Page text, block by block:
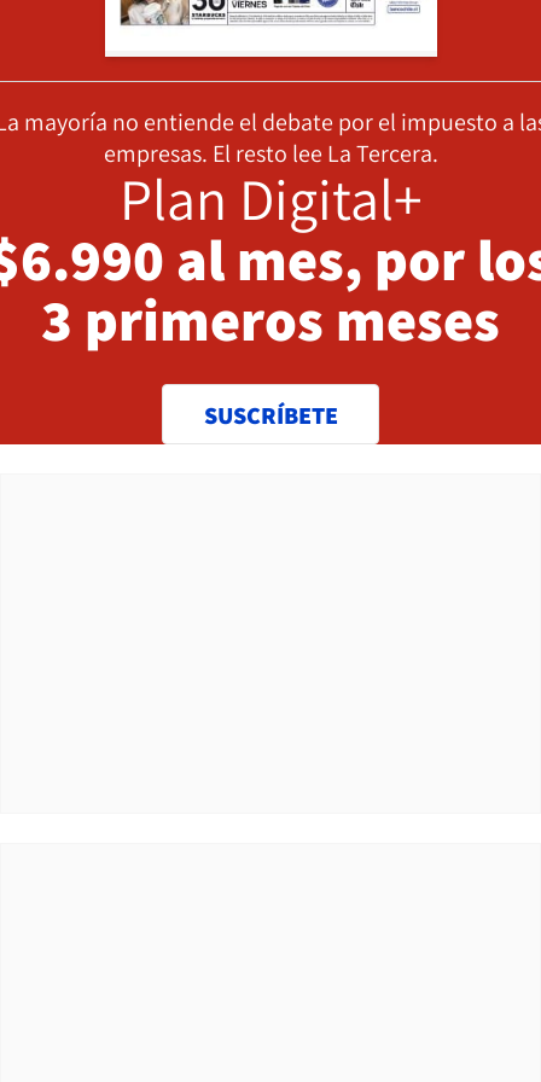
mayoría no entiende el debate por el impuesto a
empresas. El resto lee La Tercera.
Plan Digital+
al mes, por
3 primeros meses
SUSCRÍBETE